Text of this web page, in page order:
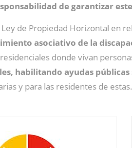
de garantizar
de Propiedad Horizontal en
asociativo de la
donde vivan
habilitando ayudas
y para las residentes de estas.